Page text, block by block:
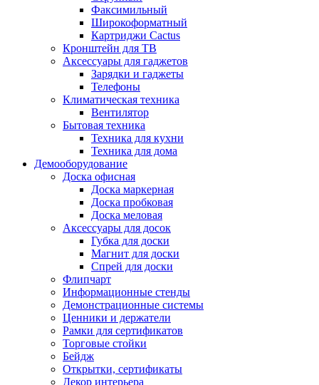
Факсимильный
Широкоформатный
Картриджи Cactus
Кронштейн для ТВ
Аксессуары для гаджетов
Зарядки и гаджеты
Телефоны
Климатическая техника
Вентилятор
Бытовая техника
Техника для кухни
Техника для дома
Демооборудование
Доска офисная
Доска маркерная
Доска пробковая
Доска меловая
Аксессуары для досок
Губка для доски
Магнит для доски
Спрей для доски
Флипчарт
Информационные стенды
Демонстрационные системы
Ценники и держатели
Рамки для сертификатов
Торговые стойки
Бейдж
Открытки, сертификаты
Декор интерьера